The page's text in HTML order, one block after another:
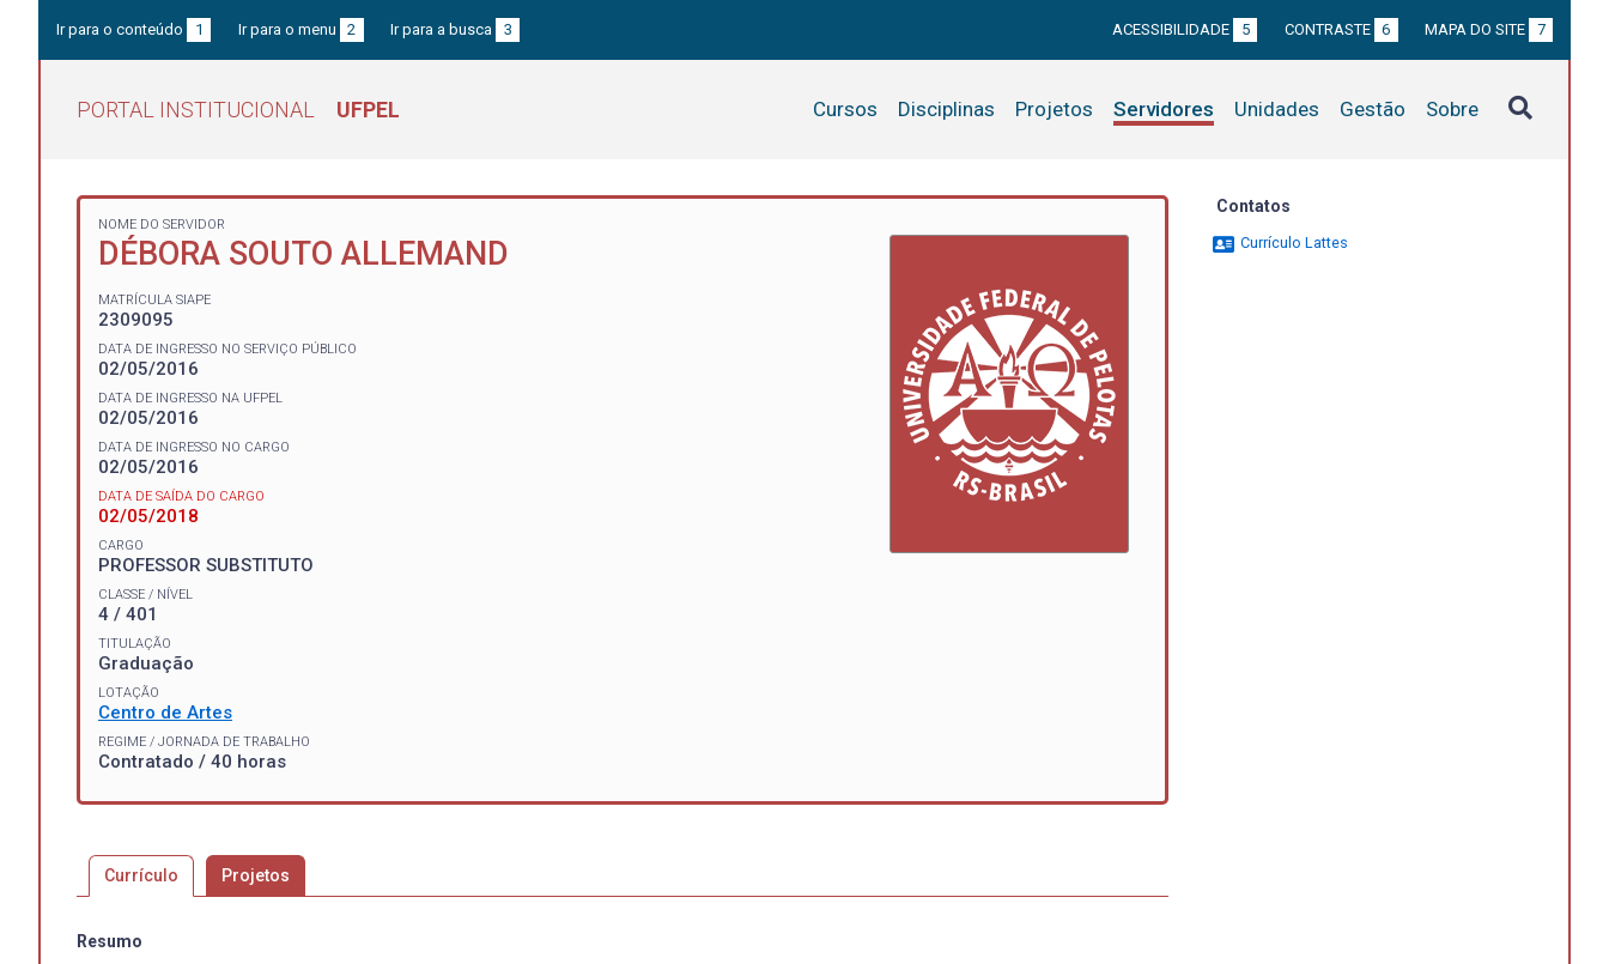
Ir para o conteúdo 1 Ir para o menu 2 Ir para a busca 3 ACESSIBILIDADE 5 CONTRASTE 6 MAPA DO SITE 7
PORTAL INSTITUCIONAL UFPEL Cursos Disciplinas Projetos Servidores Unidades Gestão Sobre
NOME DO SERVIDOR
DÉBORA SOUTO ALLEMAND
MATRÍCULA SIAPE
2309095
DATA DE INGRESSO NO SERVIÇO PÚBLICO
02/05/2016
DATA DE INGRESSO NA UFPEL
02/05/2016
DATA DE INGRESSO NO CARGO
02/05/2016
DATA DE SAÍDA DO CARGO
02/05/2018
CARGO
PROFESSOR SUBSTITUTO
CLASSE / NÍVEL
4 / 401
TITULAÇÃO
Graduação
LOTAÇÃO
Centro de Artes
REGIME / JORNADA DE TRABALHO
Contratado / 40 horas
Currículo Projetos
Resumo
Contatos
Currículo Lattes